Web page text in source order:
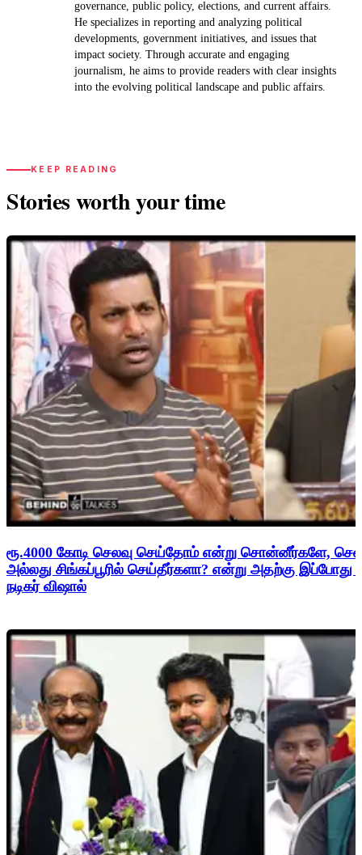
governance, public policy, elections, and current affairs.
He specializes in reporting and analyzing political
developments, government initiatives, and issues that
impact society. Through accurate and engaging
journalism, he aims to provide readers with clear insights
into the evolving political landscape and public affairs.
KEEP READING
Stories worth your time
ரூ.4000 கோடி செலவு செய்தோம் என்று சொன்னீர்களே,
அல்லது சிங்கப்பூரில் செய்தீர்களா? என்று அதற்கு
நடிகர் விஷால்